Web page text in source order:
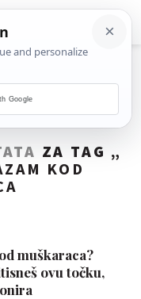
ZA TAG „
KOD
muškaraca?
ovu točku,
Google